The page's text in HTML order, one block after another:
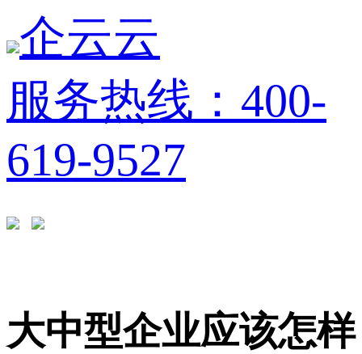
企云云
服务热线：400-
619-9527
大中型企业应该怎样